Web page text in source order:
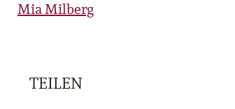
Mia Milberg
TEILEN